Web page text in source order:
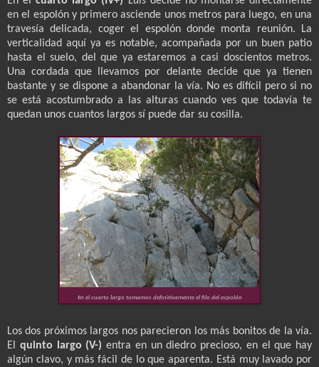
en el espolón y primero asciende unos metros para luego, en una
travesía delicada, coger el espolón donde monta reunión. La
verticalidad aquí ya es notable, acompañada por un buen patio
hasta el suelo, del que ya estaremos a casi doscientos metros.
Una cordada que llevamos por delante decide que ya tienen
bastante y se dispone a abandonar la vía. No es difícil pero si no
se está acostumbrado a las alturas cuando ves que todavía te
quedan unos cuantos largos sí puede dar su cosilla.
En el cuarto largo tomamos definitivamente el filo del espolón
Los dos próximos largos nos parecieron los más bonitos de la vía.
El quinto largo (V-) entra en un diedro precioso, en el que hay
algún clavo, y más fácil de lo que aparenta. Está muy lavado por